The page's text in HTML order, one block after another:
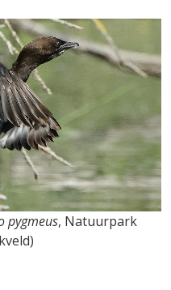
pygmeus, Natuurpark